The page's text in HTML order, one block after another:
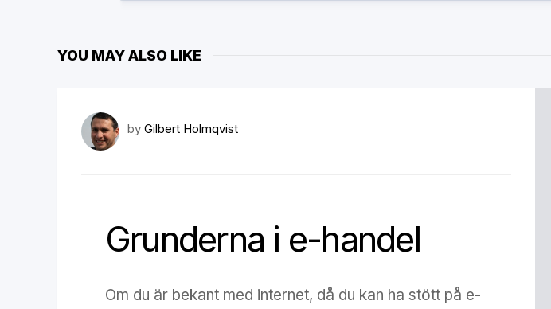
YOU MAY ALSO LIKE
by Gilbert Holmqvist
Grunderna i e-handel
Om du är bekant med internet, då du kan ha stött på e-